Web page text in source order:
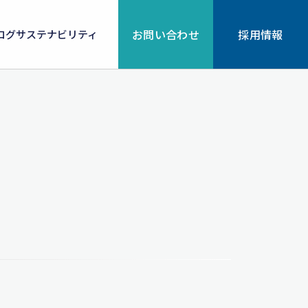
グサステナビリティ お問い合わせ 採用情報